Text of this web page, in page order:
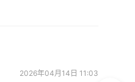
2026年04月14日 11:03